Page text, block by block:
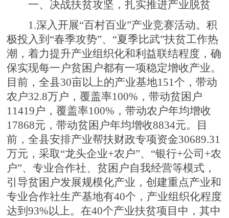
一、决战扶贫攻坚，扎实推进产业脱贫
1.深入开展“百村百业”产业竞赛活动。积
极投入到“春季攻势”、“夏季比武”扶贫工作热
潮，着力提升产业组织化和利益联结程度，确
保实现每一户贫困户都有一项稳定增收产业。
目前，全县30亩以上的产业基地151个，带动
农户32.8万户，覆盖率100%，带动贫困户
11419户，覆盖率100%，带动农户年均增收
17868元，带动贫困户年均增收8834元。目
前，全县安排产业帮扶财政专项资金30689.31
万元，采取“龙头企业+农户”、“银行+公司+农
户”、专业合作社、贫困户自我经营等模式，
引导贫困户发展规模化产业，创建重点产业和
专业合作社生产基地有40个，产业组织化程度
达到93%以上。在40个产业扶贫项目中，其中